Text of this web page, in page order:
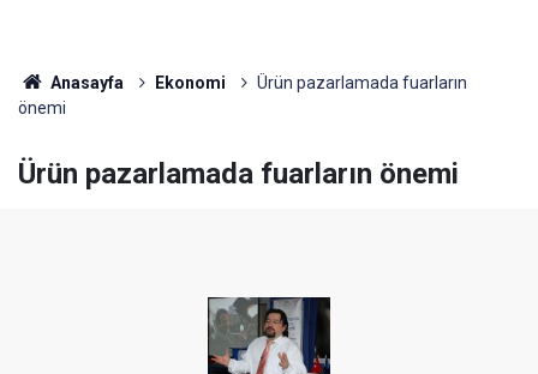
Anasayfa Ekonomi
Ürün pazarlamada fuarların
önemi
Ürün pazarlamada fuarların önemi